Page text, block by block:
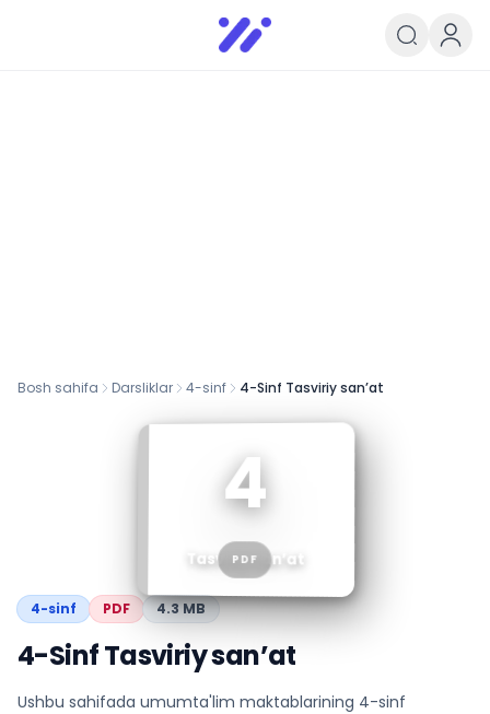
Infoedu
Ta&#039;lim xabarlari va
Bosh sahifa Darsliklar 4-sinf 4-Sinf Tasviriy san’at
4
Tasviriy san’at
PDF
4-sinf PDF 4.3 MB
4-Sinf Tasviriy san’at
Ushbu sahifada umumta'lim maktablarining 4-sinf